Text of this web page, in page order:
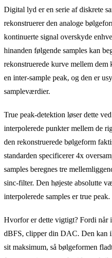
Digital lyd er en serie af diskrete
rekonstruerer den analoge
kontinuerte signal overskyde
hinanden følgende samples kan
rekonstruerede kurve mellem
en inter-sample peak, og den er
sampleværdier.
True peak-detektion løser dette
interpolerede punkter mellem de
den rekonstruerede bølgeform
standarden specificerer 4x
samples beregnes tre
sinc-filter. Den højeste absolutte
interpolerede samples er true peak.
Hvorfor er dette vigtigt? Fordi når
dBFS, clipper din DAC. Den kan
sit maksimum, så bølgeformen